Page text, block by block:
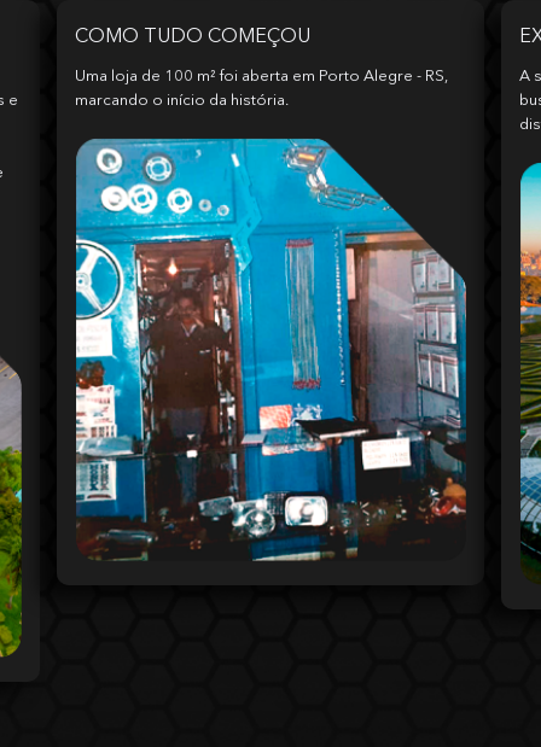
e
COMO TUDO COMEÇOU
Uma loja de 100 m² foi aberta em Porto Alegre - RS,
marcando o início da história.
A